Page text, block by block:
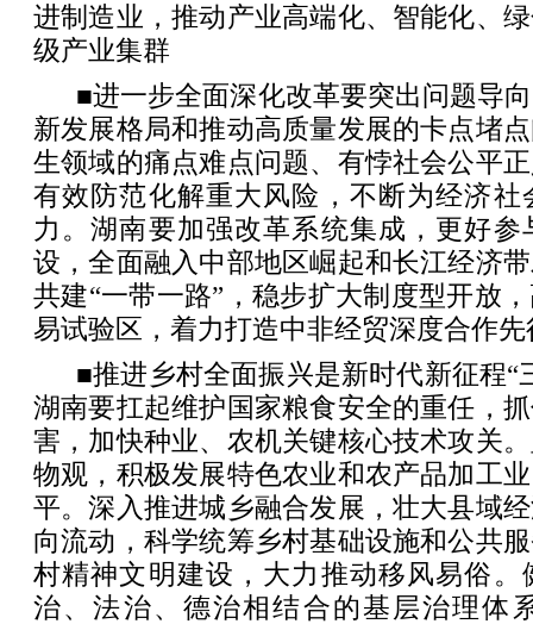
进制造业，推动产业高端化、智能化、
级产业集群
■进一步全面深化改革要突出问题导
新发展格局和推动高质量发展的卡点堵
生领域的痛点难点问题、有悖社会公平
有效防范化解重大风险，不断为经济社
力。湖南要加强改革系统集成，更好
设，全面融入中部地区崛起和长江经济
共建“一带一路”，稳步扩大制度型开放
易试验区，着力打造中非经贸深度合作先
■推进乡村全面振兴是新时代新征程“
湖南要扛起维护国家粮食安全的重任，
害，加快种业、农机关键核心技术攻关
物观，积极发展特色农业和农产品加工
平。深入推进城乡融合发展，壮大县域
向流动，科学统筹乡村基础设施和公共
村精神文明建设，大力推动移风易俗。
治、法治、德治相结合的基层治理体